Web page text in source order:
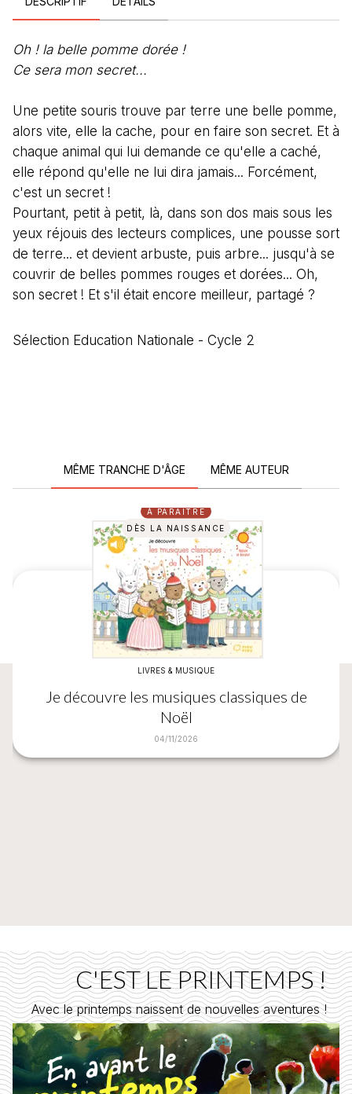
Oh ! la belle pomme dorée !
Ce sera mon secret...
Une petite souris trouve par terre une belle pomme,
alors vite, elle la cache, pour en faire son secret. Et à
chaque animal qui lui demande ce qu'elle a caché,
elle répond qu'elle ne lui dira jamais... Forcément,
c'est un secret !
Pourtant, petit à petit, là, dans son dos mais sous les
yeux réjouis des lecteurs complices, une pousse sort
de terre... et devient arbuste, puis arbre... jusqu'à se
couvrir de belles pommes rouges et dorées... Oh,
son secret ! Et s'il était encore meilleur, partagé ?
Sélection Education Nationale - Cycle 2
MÊME TRANCHE D'ÂGE MÊME AUTEUR
À PARAÎTRE
DÈS LA NAISSANCE
LIVRES & MUSIQUE
Je découvre les musiques classiques de
Noël
04/11/2026
C'EST LE PRINTEMPS !
Avec le printemps naissent de nouvelles aventures !